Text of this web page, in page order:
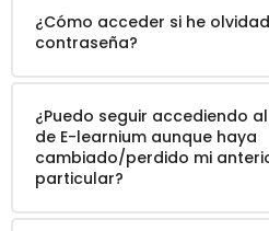
¿Cómo acceder si he
contraseña?
¿Puedo seguir accediendo
de E-learnium aunque haya
cambiado/perdido mi
particular?